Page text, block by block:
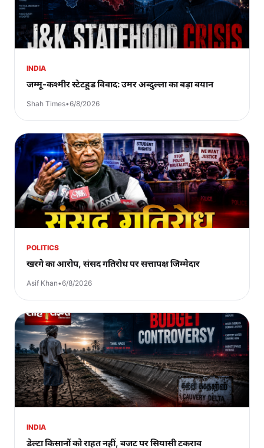
INDIA
जम्मू-कश्मीर स्टेटहुड विवाद: उमर अब्दुल्ला का बड़ा बयान
Shah Times•6/8/2026
POLITICS
खरगे का आरोप, संसद गतिरोध पर सत्तापक्ष जिम्मेदार
Asif Khan•6/8/2026
INDIA
डेल्टा किसानों को राहत नहीं, बजट पर सियासी टकराव